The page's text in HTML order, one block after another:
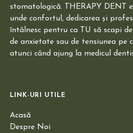
stomatologică. THERAPY DENT
unde confortul, dedicarea și
întâlnesc pentru ca TU să scapi
de anxietate sau de tensiunea pe
atunci când ajung la medicul
LINK-URI UTILE
Acasă
Despre Noi